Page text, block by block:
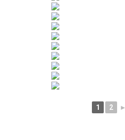
1 2 ►